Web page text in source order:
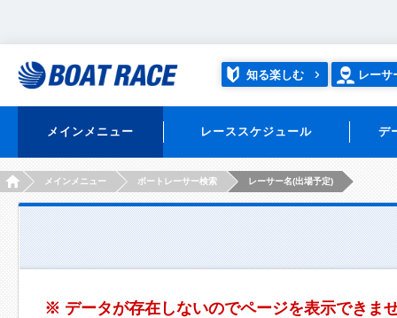
知る楽しむ レーサ
メインメニュー レーススケジュール デ
HOMEメインメニュー ボートレーサー検索 レーサー名(出場予定)
※ データが存在しないのでページを表示できま